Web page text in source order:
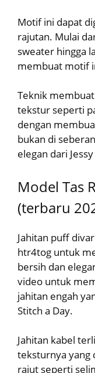
Motif ini dapat
rajutan. Mulai
sweater hingga
membuat motif
Teknik
tekstur seperti
dengan
bukan di
elegan dari
Model Tas
(terbaru
Jahitan puff
htr4tog untuk
bersih dan
video untuk
jahitan engah
Stitch a Day.
Jahitan kabel
teksturnya yang
rajut seperti